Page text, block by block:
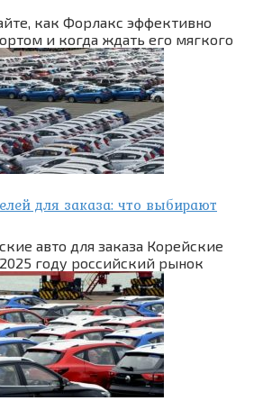
как Форлакс эффективно
и когда ждать его мягкого
для заказа: что выбирают
авто для заказа Корейские
году российский рынок